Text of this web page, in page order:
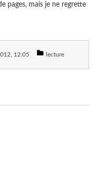
pages, mais je ne regrette
, 12:05 lecture